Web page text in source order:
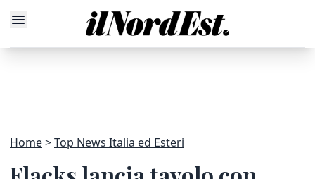
Home Top News Italia ed Esteri